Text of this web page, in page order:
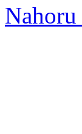
Nahoru